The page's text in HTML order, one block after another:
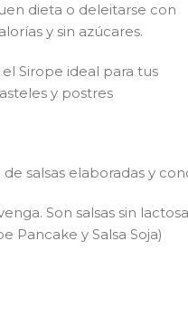
dieta o deleitarse con
y sin azúcares.
el Sirope ideal para tus
y postres
salsas elaboradas y
Son salsas sin
Pancake y Salsa Soja)